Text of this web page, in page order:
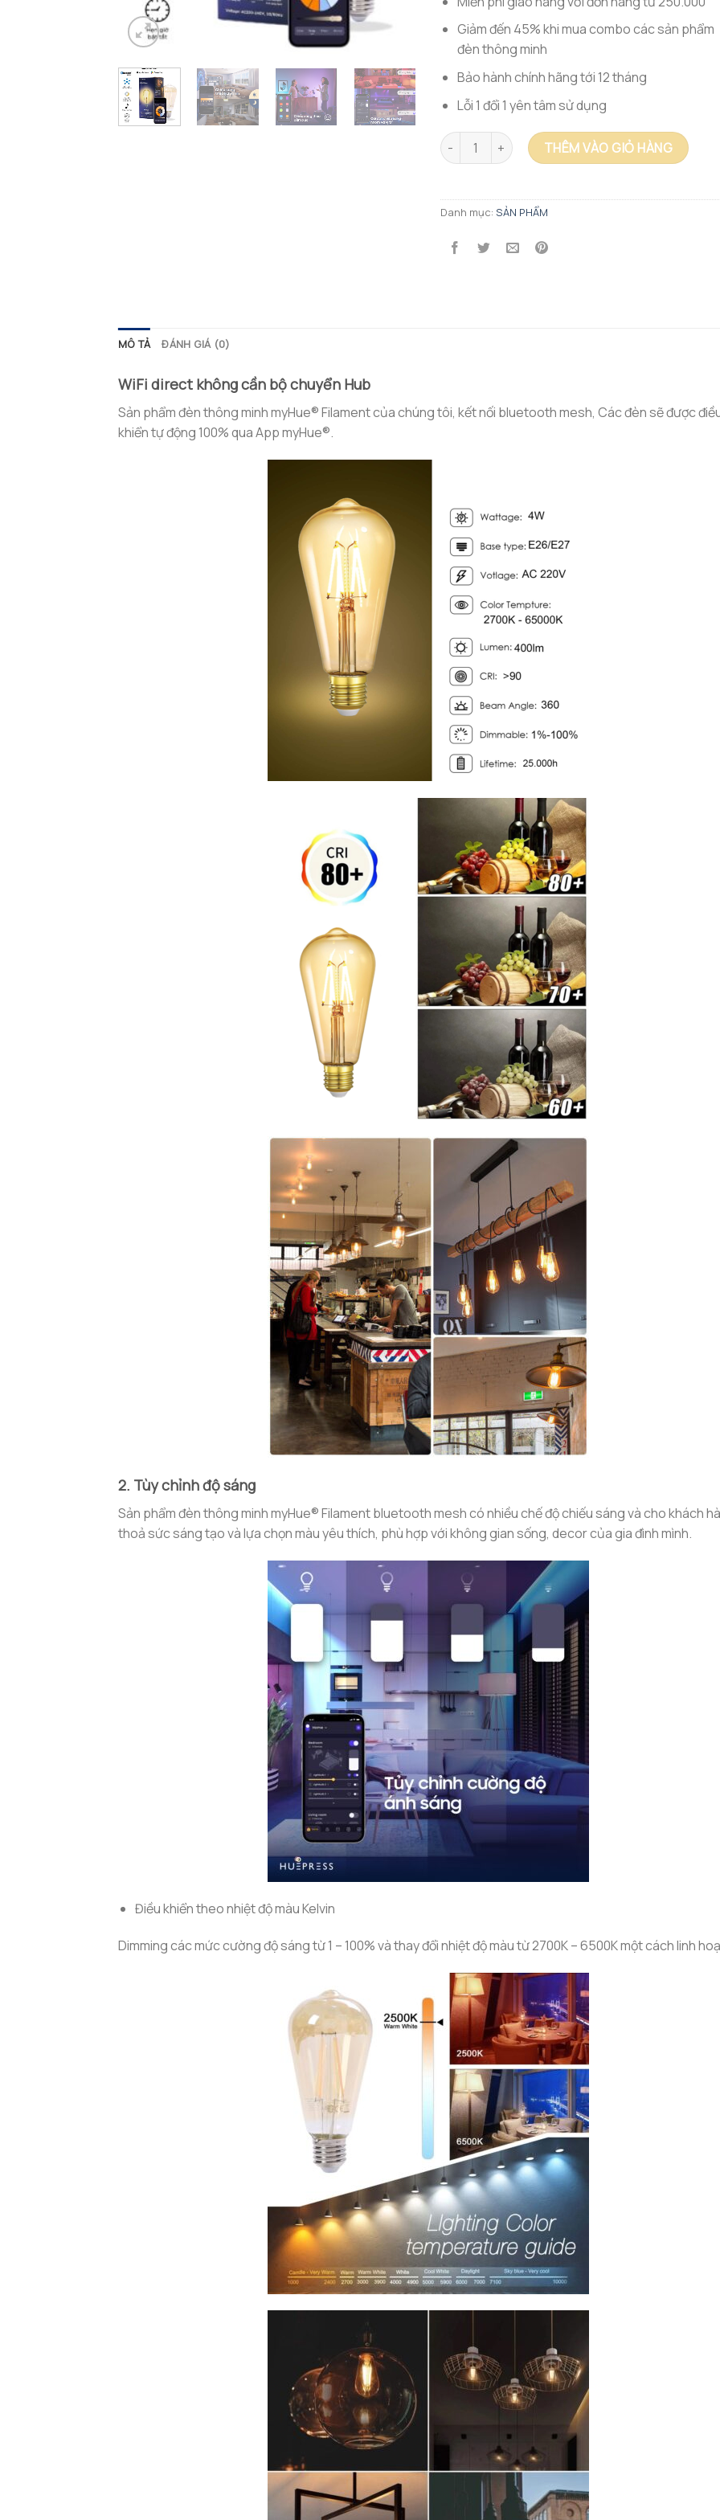
Giảm đến 45% khi mua combo các sản phẩm
đèn thông minh
Bảo hành chính hãng tới 12 tháng
Lỗi 1 đổi 1 yên tâm sử dụng
Bóng đèn led dây tóc Bluetooth Mesh Filament
THÊM VÀO GIỎ HÀNG
Danh mục: SẢN PHẨM
MÔ TẢ ĐÁNH GIÁ (0)
WiFi direct không cần bộ chuyển Hub
Sản phẩm đèn thông minh myHue® Filament của chúng tôi, kết nối bluetooth mesh, Các đèn sẽ được
khiển tự động 100% qua App myHue®.
2. Tùy chỉnh độ sáng
Sản phẩm đèn thông minh myHue® Filament bluetooth mesh có nhiều chế độ chiếu sáng và cho khách
thoả sức sáng tạo và lựa chọn màu yêu thích, phù hợp với không gian sống, decor của gia đình mình.
Điều khiển theo nhiệt độ màu Kelvin
Dimming các mức cường độ sáng từ 1 – 100% và thay đổi nhiệt độ màu từ 2700K – 6500K một cách linh